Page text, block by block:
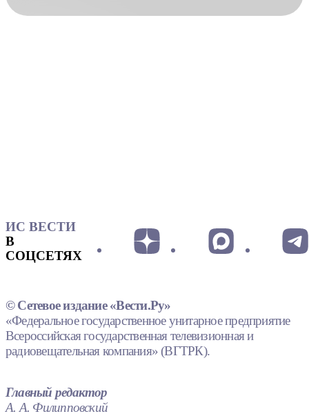
ИС ВЕСТИ
В
СОЦСЕТЯХ
© Сетевое издание «Вести.Ру»
«Федеральное государственное унитарное предприятие
Всероссийская государственная телевизионная и
радиовещательная компания» (ВГТРК).
Главный редактор
А. А. Филипповский